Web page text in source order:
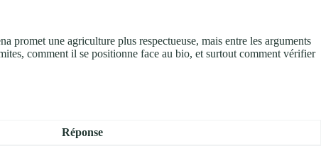
promet une agriculture plus respectueuse, mais entre les arguments
comment il se positionne face au bio, et surtout comment vérifier
Réponse